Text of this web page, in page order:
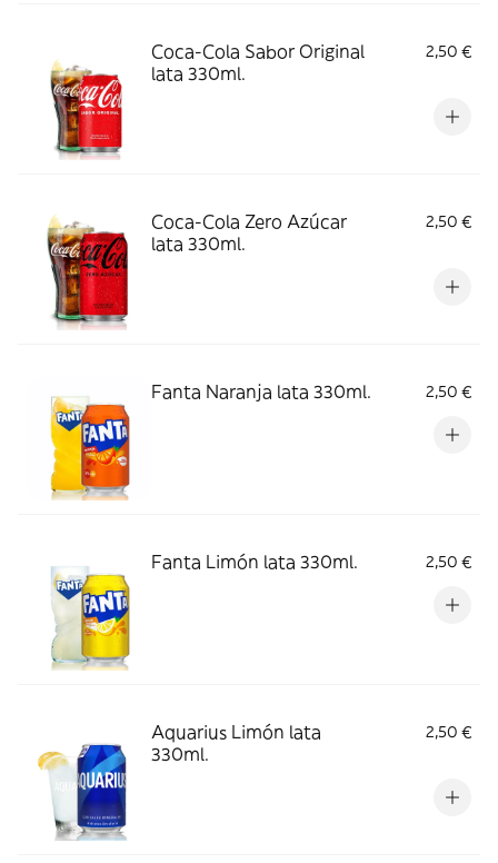
Coca-Cola Sabor Original
lata 330ml.
2,50 €
Coca-Cola Zero Azúcar
lata 330ml.
2,50 €
Fanta Naranja lata 330ml. 2,50 €
Fanta Limón lata 330ml. 2,50 €
Aquarius Limón lata
330ml.
2,50 €